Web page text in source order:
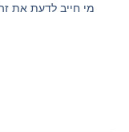
מי חייב לדעת את